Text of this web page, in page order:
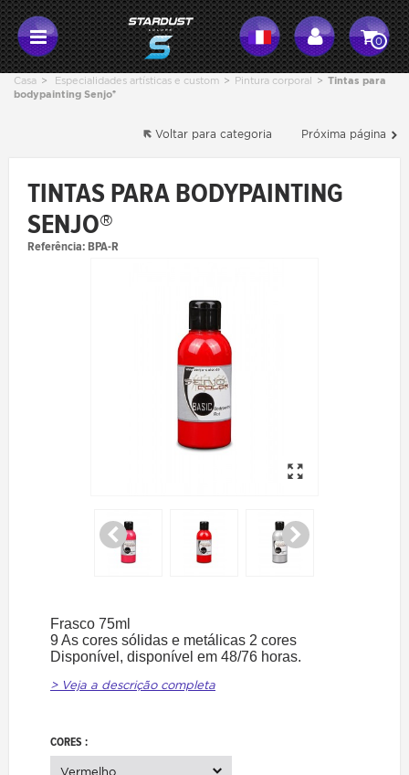
0
Casa > Especialidades artísticas e custom > Pintura corporal > Tintas para
bodypainting Senjo®
Próxima página
Voltar para categoria
TINTAS PARA BODYPAINTING
SENJO®
Referência:BPA-R
Frasco 75ml
9 As cores sólidas e metálicas 2 cores
Disponível, disponível em 48/76 horas.
> Veja a descrição completa
CORES :
Vermelho